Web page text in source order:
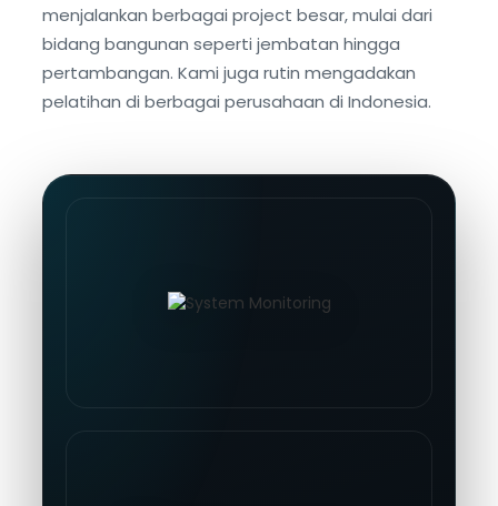
menjalankan berbagai project besar, mulai dari
bidang bangunan seperti jembatan hingga
pertambangan. Kami juga rutin mengadakan
pelatihan di berbagai perusahaan di Indonesia.